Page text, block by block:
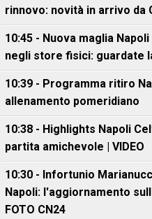
rinnovo: novità in arrivo da
10:45 - Nuova maglia
negli store fisici: guardate
10:39 - Programma ritiro
allenamento pomeridiano
10:38 - Highlights Napoli
partita amichevole | VIDEO
10:30 - Infortunio
Napoli: l'aggiornamento
FOTO CN24